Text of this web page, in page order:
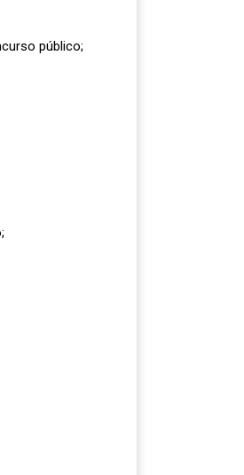
público;